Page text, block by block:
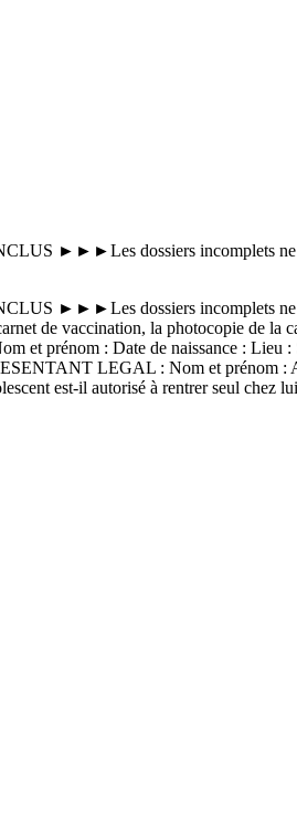
►►►Les dossiers incomplets ne
►►►Les dossiers incomplets ne
de vaccination, la photocopie de la
prénom : Date de naissance : Lieu :
LEGAL : Nom et prénom :
est-il autorisé à rentrer seul